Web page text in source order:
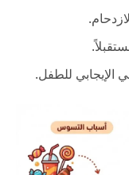
الإيجابي للطفل.